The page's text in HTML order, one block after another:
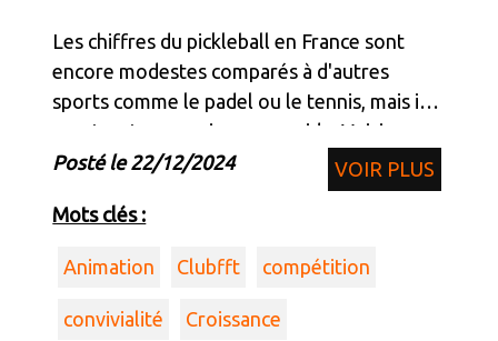
Les chiffres du pickleball en France sont
encore modestes comparés à d'autres
sports comme le padel ou le tennis, mais ils
montrent une croissance rapide. Voici un
résumé des informations disponibles :
Posté le 22/12/2024 VOIR PLUS
Mots clés :
Animation Clubfft compétition
convivialité Croissance